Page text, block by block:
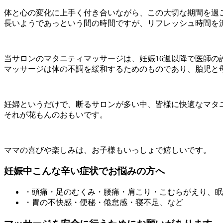
体と心の変化に上手く付き合いながら、この大切な期間を過
長いようであっという間の時間ですが、リフレッシュ時間
当サロンのマタニティマッサージは、妊娠16週以降で医師
マッサージは体の不調を緩和するためのものであり、胎児
妊婦というだけで、断るサロンが多い中、皆様に快適なマ
それが花もんのおもいです。
ママの喜びや楽しみは、お子様もいっしょで嬉しいです。
妊娠中こんな辛い症状でお悩みの方へ
・頭痛・足のむくみ・腰痛・肩こり・こむらがえり、
・胃の不快感・便秘・倦怠感・寝不足、など